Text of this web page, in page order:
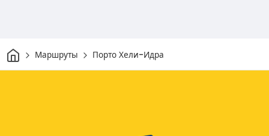
ДомМаршруты Порто Хели-Идра